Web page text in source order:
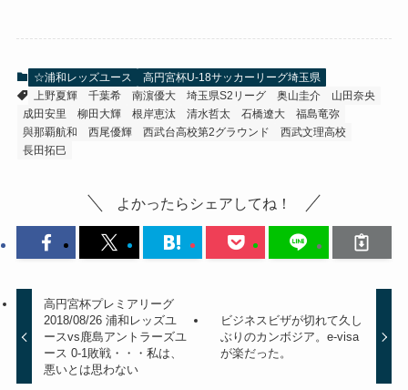
☆浦和レッズユース
高円宮杯U-18サッカーリーグ埼玉県
上野夏輝
千葉希 南濵優大 埼玉県S2リーグ 奥山圭介
山田奈央
成田安里
柳田大輝 根岸恵汰 清水哲太 石橋遼大
福島竜弥
與那覇航和
西尾優輝 西武台高校第2グラウンド
西武文理高校
長田拓巳
よかったらシェアしてね！
高円宮杯プレミアリーグ
2018/08/26 浦和レッズユ
ースvs鹿島アントラーズユ
ース 0-1敗戦・・・私は、
悪いとは思わない
ビジネスビザが切れて久し
ぶりのカンボジア。e-visa
が楽だった。